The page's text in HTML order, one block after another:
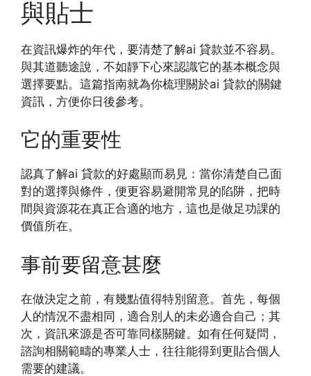
與貼士
在資訊爆炸的年代，要清楚了解ai 貸款並不容易。
與其道聽途說，不如靜下心來認識它的基本概念與
選擇要點。這篇指南就為你梳理關於ai 貸款的關鍵
資訊，方便你日後參考。
它的重要性
認真了解ai 貸款的好處顯而易見：當你清楚自己面
對的選擇與條件，便更容易避開常見的陷阱，把時
間與資源花在真正合適的地方，這也是做足功課的
價值所在。
事前要留意甚麼
在做決定之前，有幾點值得特別留意。首先，每個
人的情況不盡相同，適合別人的未必適合自己；其
次，資訊來源是否可靠同樣關鍵。如有任何疑問，
諮詢相關範疇的專業人士，往往能得到更貼合個人
需要的建議。